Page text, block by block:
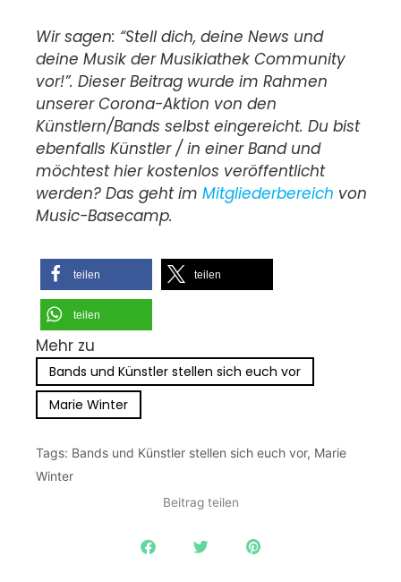
Wir sagen: “Stell dich, deine News und
deine Musik der Musikiathek Community
vor!”. Dieser Beitrag wurde im Rahmen
unserer Corona-Aktion von den
Künstlern/Bands selbst eingereicht. Du bist
ebenfalls Künstler / in einer Band und
möchtest hier kostenlos veröffentlicht
werden? Das geht im Mitgliederbereich von
Music-Basecamp.
teilen teilen
teilen
Mehr zu
Bands und Künstler stellen sich euch vor
Marie Winter
Tags: Bands und Künstler stellen sich euch vor, Marie
Winter
Beitrag teilen